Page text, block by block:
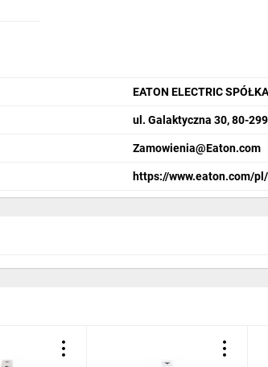
EATON ELECTRIC
ul. Galaktyczna 30, 80-
Zamowienia@Eaton.com
https://www.eaton.com/